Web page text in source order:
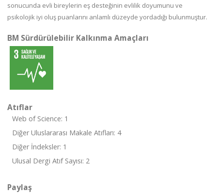
sonucunda evli bireylerin eş desteğinin evlilik doyumunu ve
psikolojik iyi oluş puanlarını anlamlı düzeyde yordadığı bulunmuştur.
BM Sürdürülebilir Kalkınma Amaçları
Atıflar
Web of Science: 1
Diğer Uluslararası Makale Atıfları: 4
Diğer İndeksler: 1
Ulusal Dergi Atıf Sayısı: 2
Paylaş